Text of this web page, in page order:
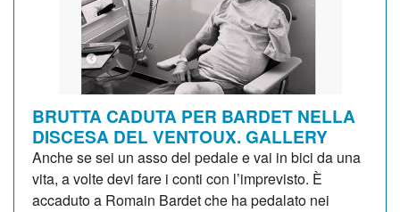
BRUTTA CADUTA PER BARDET NELLA
DISCESA DEL VENTOUX. GALLERY
Anche se sei un asso del pedale e vai in bici da una
vita, a volte devi fare i conti con l’imprevisto. È
accaduto a Romain Bardet che ha pedalato nei